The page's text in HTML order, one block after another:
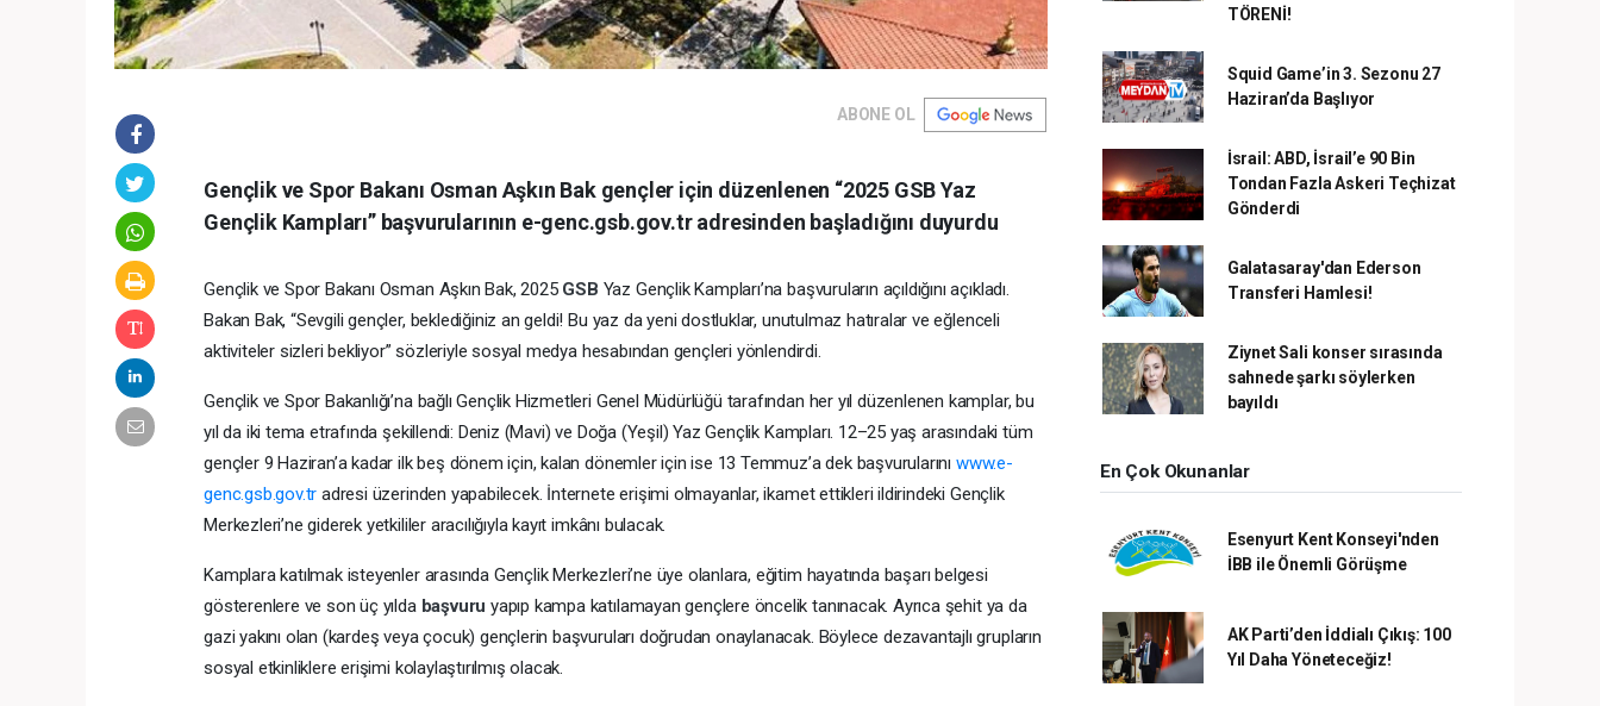
ABONE OL
Gençlik ve Spor Bakanı Osman Aşkın Bak gençler için düzenlenen “2025 GSB Yaz
Gençlik Kampları” başvurularının e-genc.gsb.gov.tr adresinden başladığını duyurdu
Gençlik ve Spor Bakanı Osman Aşkın Bak, 2025 GSB Yaz Gençlik Kampları’na başvuruların açıldığını açıkladı.
Bakan Bak, “Sevgili gençler, beklediğiniz an geldi! Bu yaz da yeni dostluklar, unutulmaz hatıralar ve eğlenceli
aktiviteler sizleri bekliyor” sözleriyle sosyal medya hesabından gençleri yönlendirdi.
Gençlik ve Spor Bakanlığı’na bağlı Gençlik Hizmetleri Genel Müdürlüğü tarafından her yıl düzenlenen kamplar, bu
yıl da iki tema etrafında şekillendi: Deniz (Mavi) ve Doğa (Yeşil) Yaz Gençlik Kampları. 12–25 yaş arasındaki tüm
gençler 9 Haziran’a kadar ilk beş dönem için, kalan dönemler için ise 13 Temmuz’a dek başvurularını www.e-
genc.gsb.gov.tr adresi üzerinden yapabilecek. İnternete erişimi olmayanlar, ikamet ettikleri ildirindeki Gençlik
Merkezleri’ne giderek yetkililer aracılığıyla kayıt imkânı bulacak.
Kamplara katılmak isteyenler arasında Gençlik Merkezleri’ne üye olanlara, eğitim hayatında başarı belgesi
gösterenlere ve son üç yılda başvuru yapıp kampa katılamayan gençlere öncelik tanınacak. Ayrıca şehit ya da
gazi yakını olan (kardeş veya çocuk) gençlerin başvuruları doğrudan onaylanacak. Böylece dezavantajlı grupların
sosyal etkinliklere erişimi kolaylaştırılmış olacak.
TÖRENİ!
Squid Game’in 3. Sezonu 27
Haziran’da Başlıyor
İsrail: ABD, İsrail’e 90 Bin
Tondan Fazla Askeri Teçhizat
Gönderdi
Galatasaray'dan Ederson
Transferi Hamlesi!
Ziynet Sali konser sırasında
sahnede şarkı söylerken
bayıldı
En Çok Okunanlar
Esenyurt Kent Konseyi'nden
İBB ile Önemli Görüşme
AK Parti’den İddialı Çıkış: 100
Yıl Daha Yöneteceğiz!